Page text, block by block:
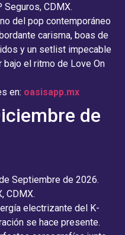
Seguros, CDMX.
del pop contemporáneo
carisma, boas de
y un setlist impecable
bajo el ritmo de Love On
en: oasisapp.mx
de
Septiembre de 2026.
CDMX.
electrizante del K-
se hace presente.